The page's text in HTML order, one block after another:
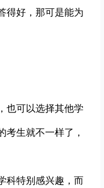
得好，那可是能为
也可以选择其他学
生就不一样了，
科特别感兴趣，而